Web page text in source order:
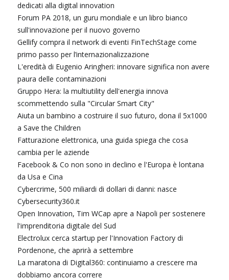
dedicati alla digital innovation
Forum PA 2018, un guru mondiale e un libro bianco
sull'innovazione per il nuovo governo
Gellify compra il network di eventi FinTechStage come
primo passo per l’internazionalizzazione
L'eredità di Eugenio Aringheri: innovare significa non avere
paura delle contaminazioni
Gruppo Hera: la multiutility dell'energia innova
scommettendo sulla "Circular Smart City"
Aiuta un bambino a costruire il suo futuro, dona il 5x1000
a Save the Children
Fatturazione elettronica, una guida spiega che cosa
cambia per le aziende
Facebook & Co non sono in declino e l'Europa è lontana
da Usa e Cina
Cybercrime, 500 miliardi di dollari di danni: nasce
Cybersecurity360.it
Open Innovation, Tim WCap apre a Napoli per sostenere
l'imprenditoria digitale del Sud
Electrolux cerca startup per l'Innovation Factory di
Pordenone, che aprirà a settembre
La maratona di Digital360: continuiamo a crescere ma
dobbiamo ancora correre